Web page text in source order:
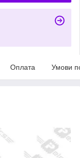
Оплата Умови